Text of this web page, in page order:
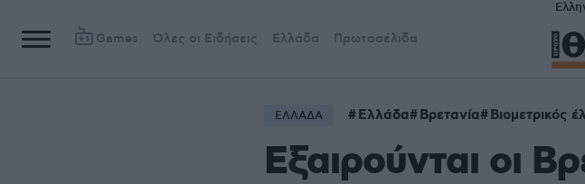
Games Όλες οι Ειδήσεις Ελλάδα Πρωτοσέλιδα
ΕΛΛΑΔΑ Ελλάδα Βρετανία Βιομετρικός
Εξαιρούνται οι